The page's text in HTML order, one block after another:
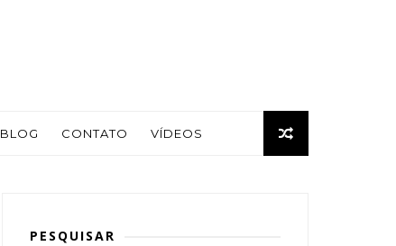
BLOG CONTATO VÍDEOS
PESQUISAR